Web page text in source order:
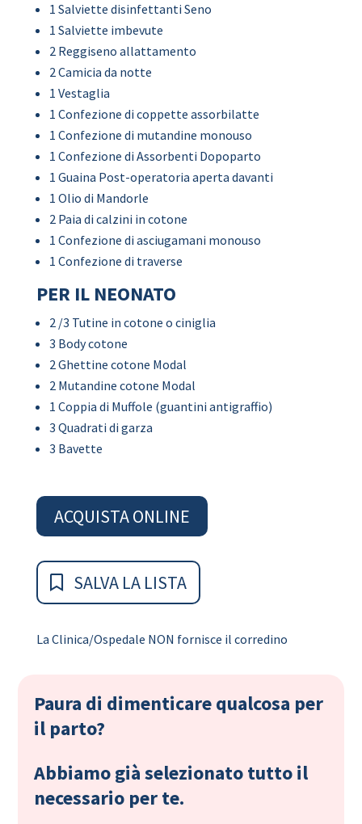
1 Salviette disinfettanti Seno
1 Salviette imbevute
2 Reggiseno allattamento
2 Camicia da notte
1 Vestaglia
1 Confezione di coppette assorbilatte
1 Confezione di mutandine monouso
1 Confezione di Assorbenti Dopoparto
1 Guaina Post-operatoria aperta davanti
1 Olio di Mandorle
2 Paia di calzini in cotone
1 Confezione di asciugamani monouso
1 Confezione di traverse
PER IL NEONATO
2 /3 Tutine in cotone o ciniglia
3 Body cotone
2 Ghettine cotone Modal
2 Mutandine cotone Modal
1 Coppia di Muffole (guantini antigraffio)
3 Quadrati di garza
3 Bavette
ACQUISTA ONLINE
SALVA LA LISTA
La Clinica/Ospedale NON fornisce il corredino
Paura di dimenticare qualcosa per
il parto?
Abbiamo già selezionato tutto il
necessario per te.